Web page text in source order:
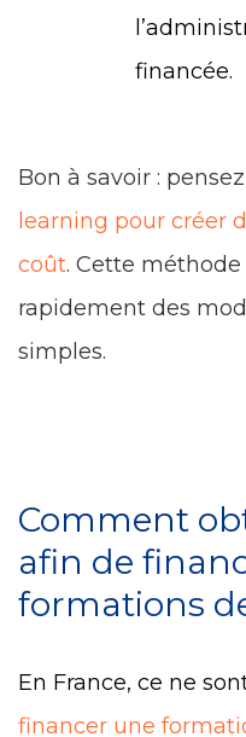
financée.
Bon à savoir :
learning pour créer
coût. Cette
rapidement des
simples.
Comment
afin de
formations
En France, ce ne
financer une